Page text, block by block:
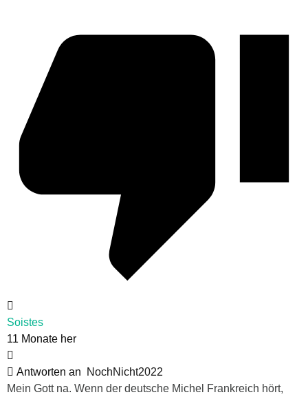
Soistes
11 Monate her
Antworten an
NochNicht2022
Mein Gott na. Wenn der deutsche Michel Frankreich hört,